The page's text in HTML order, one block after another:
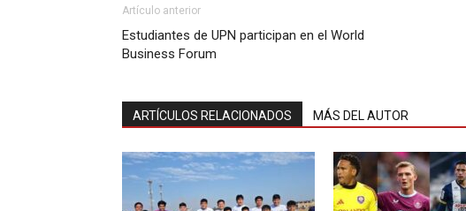
Artículo anterior
Estudiantes de UPN participan en el World
Business Forum
ARTÍCULOS RELACIONADOS MÁS DEL AUTOR